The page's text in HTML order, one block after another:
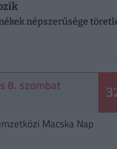
népszerűsége
8. szombat
Macska Nap